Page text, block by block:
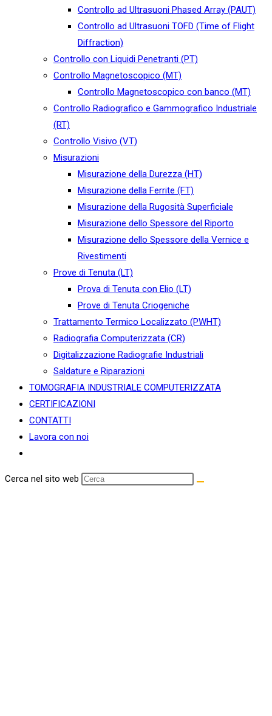
Controllo ad Ultrasuoni Phased Array (PAUT)
Controllo ad Ultrasuoni TOFD (Time of Flight
Diffraction)
Controllo con Liquidi Penetranti (PT)
Controllo Magnetoscopico (MT)
Controllo Magnetoscopico con banco (MT)
Controllo Radiografico e Gammografico Industriale
(RT)
Controllo Visivo (VT)
Misurazioni
Misurazione della Durezza (HT)
Misurazione della Ferrite (FT)
Misurazione della Rugosità Superficiale
Misurazione dello Spessore del Riporto
Misurazione dello Spessore della Vernice e
Rivestimenti
Prove di Tenuta (LT)
Prova di Tenuta con Elio (LT)
Prove di Tenuta Criogeniche
Trattamento Termico Localizzato (PWHT)
Radiografia Computerizzata (CR)
Digitalizzazione Radiografie Industriali
Saldature e Riparazioni
TOMOGRAFIA INDUSTRIALE COMPUTERIZZATA
CERTIFICAZIONI
CONTATTI
Lavora con noi
Cerca nel sito web